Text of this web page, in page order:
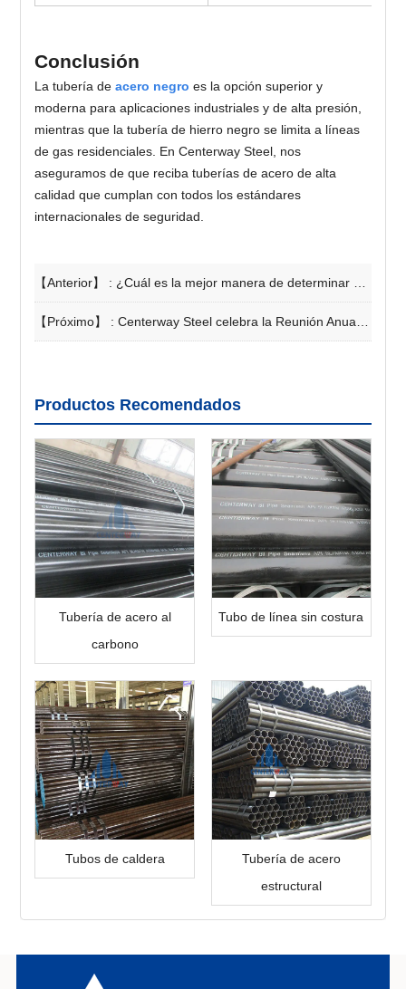
Conclusión
La tubería deacero negro es la opción superior y
moderna para aplicaciones industriales y de alta presión,
mientras que la tubería de hierro negro se limita a líneas
de gas residenciales. En Centerway Steel, nos
aseguramos de que reciba tuberías de acero de alta
calidad que cumplan con todos los estándares
internacionales de seguridad.
【Anterior】 : ¿Cuál es la mejor manera de determinar cómo soldar tuberías de acero al carbono para su proyecto?
【Próximo】 :Centerway Steel celebra la Reunión Anual de Evaluación 2025 para fortalecer el trabajo en equipo e impulsar el crecimiento de las exportaciones de acero
Productos Recomendados
Tubería de acero al
carbono
Tubo de línea sin costura
Tubos de caldera
Tubería de acero
estructural